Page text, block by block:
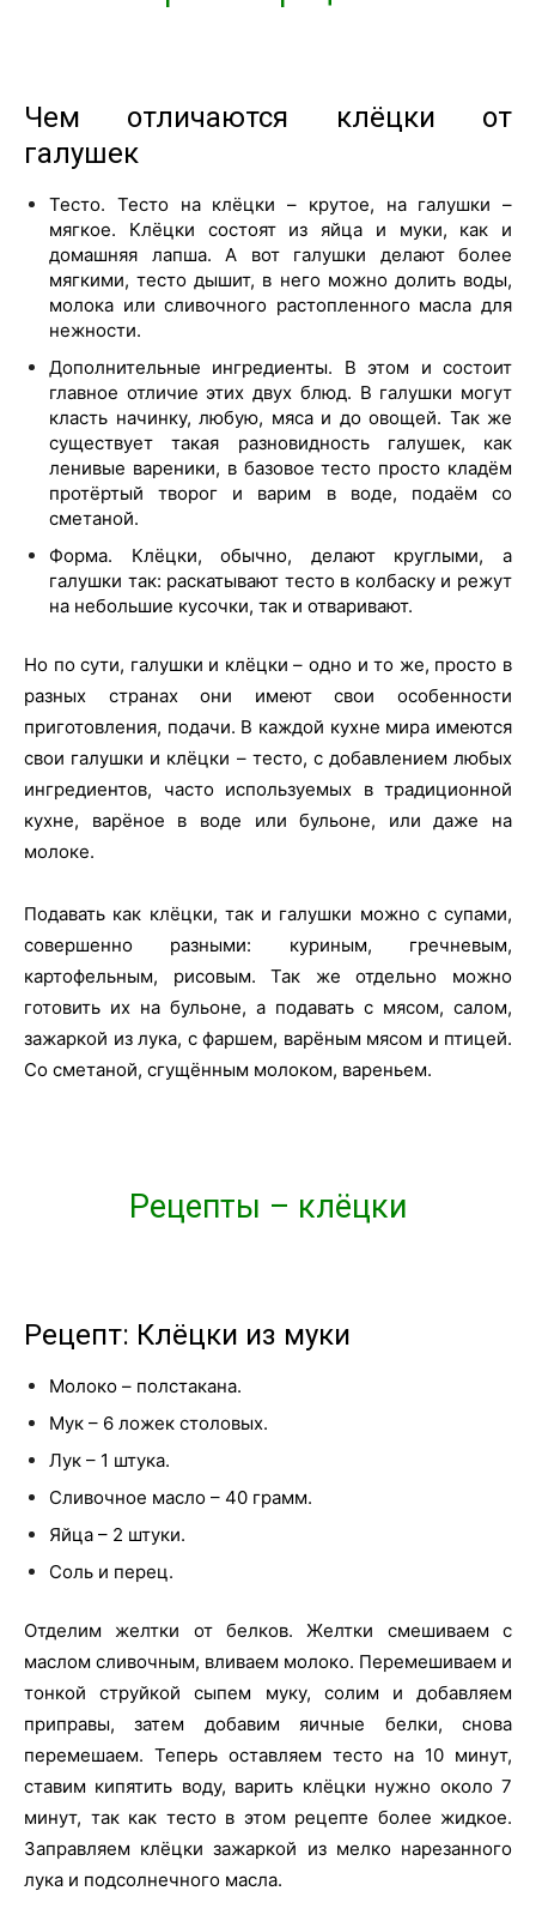
Чем отличаются клёцки от
галушек
Тесто. Тесто на клёцки – крутое, на галушки –
мягкое. Клёцки состоят из яйца и муки, как и
домашняя лапша. А вот галушки делают более
мягкими, тесто дышит, в него можно долить воды,
молока или сливочного растопленного масла для
нежности.
Дополнительные ингредиенты. В этом и состоит
главное отличие этих двух блюд. В галушки могут
класть начинку, любую, мяса и до овощей. Так же
существует такая разновидность галушек, как
ленивые вареники, в базовое тесто просто кладём
протёртый творог и варим в воде, подаём со
сметаной.
Форма. Клёцки, обычно, делают круглыми, а
галушки так: раскатывают тесто в колбаску и режут
на небольшие кусочки, так и отваривают.
Но по сути, галушки и клёцки – одно и то же, просто в
разных странах они имеют свои особенности
приготовления, подачи. В каждой кухне мира имеются
свои галушки и клёцки – тесто, с добавлением любых
ингредиентов, часто используемых в традиционной
кухне, варёное в воде или бульоне, или даже на
молоке.
Подавать как клёцки, так и галушки можно с супами,
совершенно разными: куриным, гречневым,
картофельным, рисовым. Так же отдельно можно
готовить их на бульоне, а подавать с мясом, салом,
зажаркой из лука, с фаршем, варёным мясом и птицей.
Со сметаной, сгущённым молоком, вареньем.
Рецепты – клёцки
Рецепт: Клёцки из муки
Молоко – полстакана.
Мук – 6 ложек столовых.
Лук – 1 штука.
Сливочное масло – 40 грамм.
Яйца – 2 штуки.
Соль и перец.
Отделим желтки от белков. Желтки смешиваем с
маслом сливочным, вливаем молоко. Перемешиваем и
тонкой струйкой сыпем муку, солим и добавляем
приправы, затем добавим яичные белки, снова
перемешаем. Теперь оставляем тесто на 10 минут,
ставим кипятить воду, варить клёцки нужно около 7
минут, так как тесто в этом рецепте более жидкое.
Заправляем клёцки зажаркой из мелко нарезанного
лука и подсолнечного масла.